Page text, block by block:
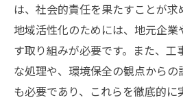
は、社会的責任を果たすことが求
地域活性化のためには、地元企業
す取り組みが必要です。また、工
な処理や、環境保全の観点から
も必要であり、これらを徹底的に